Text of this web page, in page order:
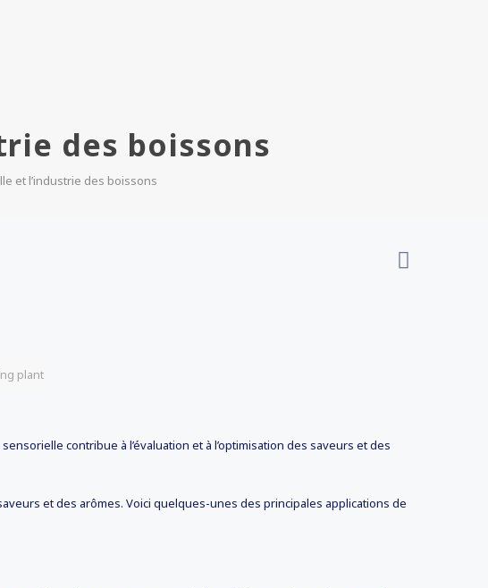
des boissons
et l’industrie des boissons
plant
contribue à l’évaluation et à l’optimisation des saveurs et des
et des arômes. Voici quelques-unes des principales applications de